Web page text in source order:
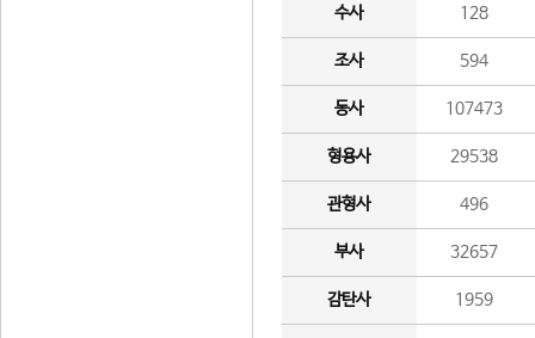
수사 128
조사 594
동사 107473
형용사 29538
관형사 496
부사 32657
감탄사 1959